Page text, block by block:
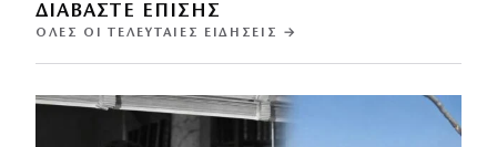
ΔΙΑΒΑΣΤΕ ΕΠΙΣΗΣ
ΌΛΕΣ ΟΙ ΤΕΛΕΥΤΑΊΕΣ ΕΙΔΉΣΕΙΣ →